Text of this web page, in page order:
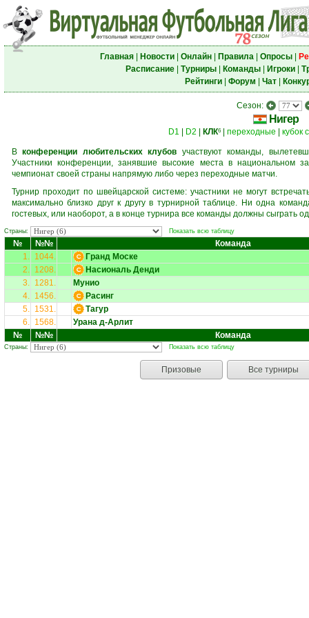
Главная| Новости| Онлайн| Правила| Опросы|
Расписание| Турниры| Команды| Игроки|
Рейтинги| Форум Чат|
Сезон:
Нигер
D1 D2 КЛК6 переходные кубок
Вконференции любительских клубов участвуют команды,
Участники конференции, занявшие высокие места в национальном
чемпионат своей страны напрямую либо через переходные матчи.
Турнир проходит по швейцарской системе: участники не могут
максимально близко друг к другу в турнирной таблице. Ни одна
гостевых, или наоборот, а в конце турнира все команды должны сыграть
Страны: Показать всю таблицу
№ №№
Команда
1. 1044.
Гранд Моске
2. 1208.
Насиональ Денди
3. 1281.
Мунио
4. 1456.
Расинг
5. 1531.
Тагур
6. 1568.
Урана д-Арлит
№
№№ Команда
Страны: Показать всю таблицу
Призовые Все турниры